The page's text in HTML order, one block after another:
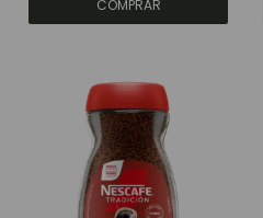
Accesorios y regalos
Cuidado personal